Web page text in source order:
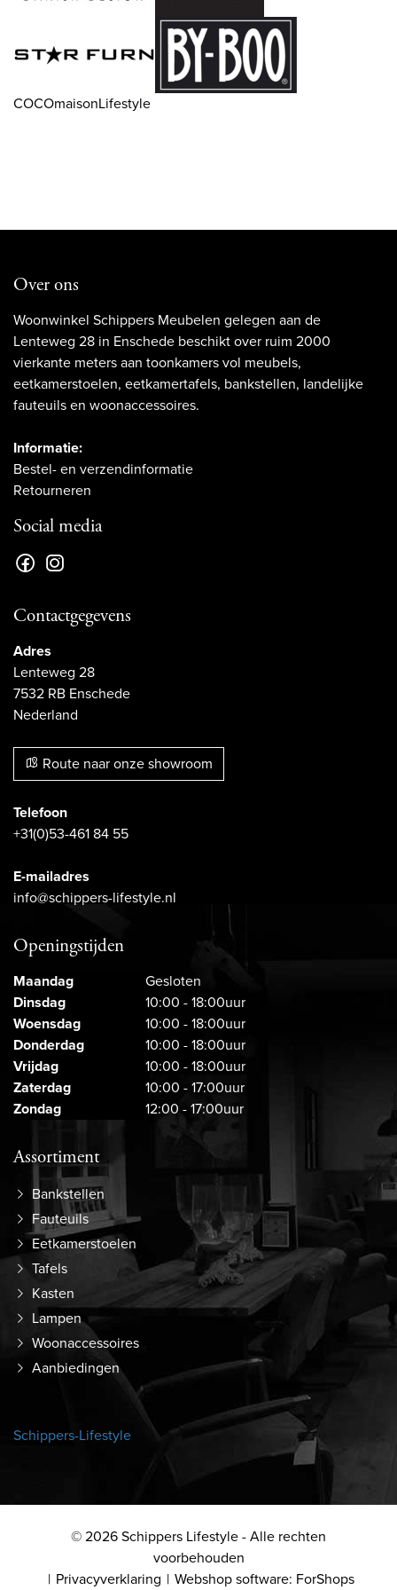
COCOmaisonLifestyle
Over ons
Woonwinkel Schippers Meubelen gelegen aan de
Lenteweg 28 in Enschede beschikt over ruim 2000
vierkante meters aan toonkamers vol meubels,
eetkamerstoelen, eetkamertafels, bankstellen, landelijke
fauteuils en woonaccessoires.
Informatie:
Bestel- en verzendinformatie
Retourneren
Social media
Contactgegevens
Adres
Lenteweg 28
7532 RB Enschede
Nederland
Route naar onze showroom
Telefoon
+31(0)53-461 84 55
E-mailadres
info@schippers-lifestyle.nl
Openingstijden
Maandag
Gesloten
Dinsdag
10:00 - 18:00uur
Woensdag
10:00 - 18:00uur
Donderdag
10:00 - 18:00uur
Vrijdag
10:00 - 18:00uur
Zaterdag
10:00 - 17:00uur
Zondag
12:00 - 17:00uur
Assortiment
Bankstellen
Fauteuils
Eetkamerstoelen
Tafels
Kasten
Lampen
Woonaccessoires
Aanbiedingen
Schippers-Lifestyle
© 2026 Schippers Lifestyle - Alle rechten
voorbehouden
Privacyverklaring
Webshop software: ForShops